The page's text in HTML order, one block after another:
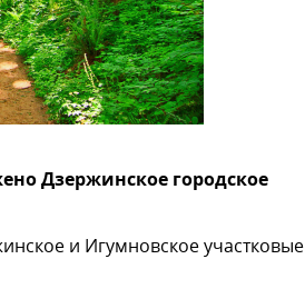
Дзержинское городское
и Игумновское участковые